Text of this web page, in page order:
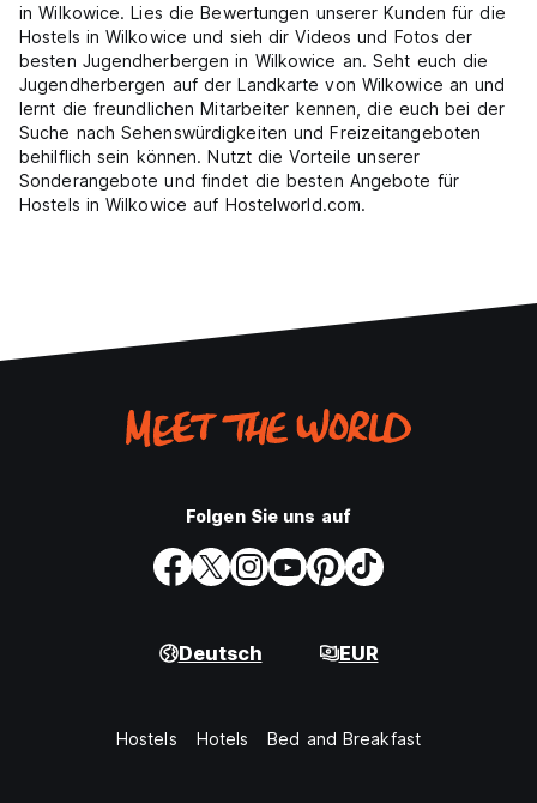
in Wilkowice. Lies die Bewertungen unserer Kunden für die
Hostels in Wilkowice und sieh dir Videos und Fotos der
besten Jugendherbergen in Wilkowice an. Seht euch die
Jugendherbergen auf der Landkarte von Wilkowice an und
lernt die freundlichen Mitarbeiter kennen, die euch bei der
Suche nach Sehenswürdigkeiten und Freizeitangeboten
behilflich sein können. Nutzt die Vorteile unserer
Sonderangebote und findet die besten Angebote für
Hostels in Wilkowice auf Hostelworld.com.
Folgen Sie uns auf
Deutsch EUR
Hostels Hotels Bed and Breakfast